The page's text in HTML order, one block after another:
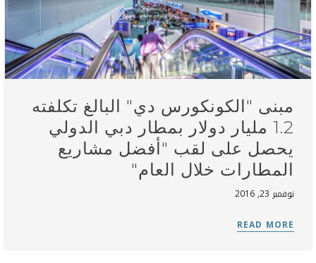
مبنى "الكونكورس دي" البالغ تكلفته
1.2 مليار دولار بمطار دبي الدولي
يحصل على لقب "أفضل مشاريع
المطارات خلال العام"
نوفمبر 23, 2016